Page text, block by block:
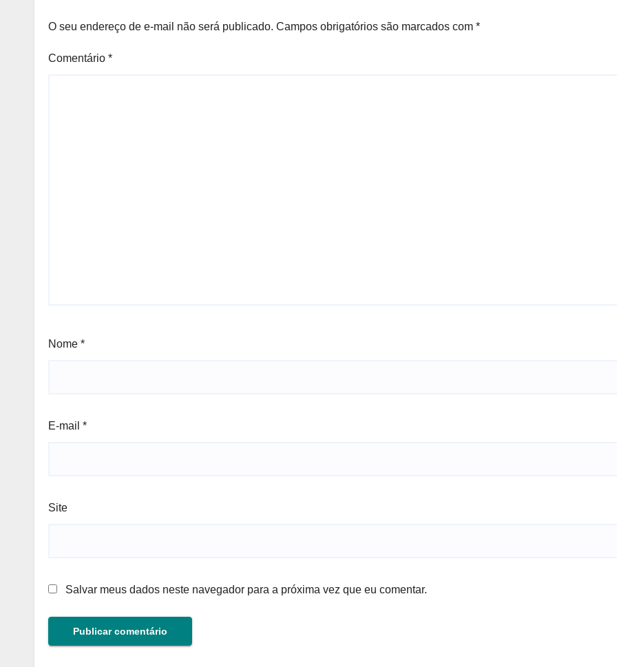
O seu endereço de e-mail não será publicado. Campos obrigatórios são marcados com *
Comentário *
Nome *
E-mail *
Site
Salvar meus dados neste navegador para a próxima vez que eu comentar.